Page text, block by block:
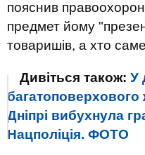
пояснив
предмет йому
товаришів, а хто
Дивіться також: У
Дніпрі вибухнула
Нацполіція. ФОТО